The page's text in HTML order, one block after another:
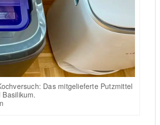
Das mitgelieferte Putzmittel